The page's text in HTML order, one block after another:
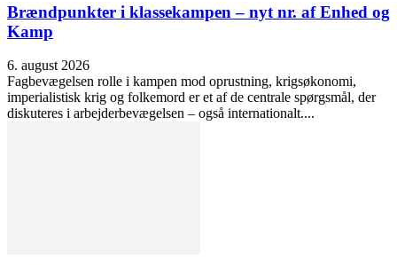
Brændpunkter i klassekampen – nyt nr. af Enhed og
Kamp
6. august 2026
Fagbevægelsen rolle i kampen mod oprustning, krigsøkonomi,
imperialistisk krig og folkemord er et af de centrale spørgsmål, der
diskuteres i arbejderbevægelsen – også internationalt....